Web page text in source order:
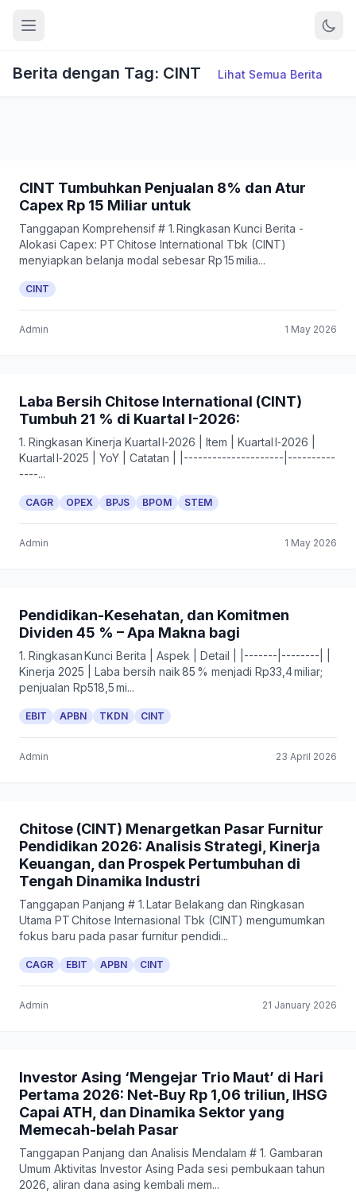
Berita dengan Tag: CINT Lihat Semua Berita
CINT Tumbuhkan Penjualan 8% dan Atur
Capex Rp 15 Miliar untuk
Tanggapan Komprehensif # 1. Ringkasan Kunci Berita -
Alokasi Capex: PT Chitose International Tbk (CINT)
menyiapkan belanja modal sebesar Rp 15 milia...
CINT
Admin 1 May 2026
Laba Bersih Chitose International (CINT)
Tumbuh 21 % di Kuartal I-2026:
1. Ringkasan Kinerja Kuartal I‑2026 | Item | Kuartal I‑2026 |
Kuartal I‑2025 | YoY | Catatan | |---------------------|----------
----...
CAGR OPEX BPJS BPOM STEM
Admin 1 May 2026
Pendidikan-Kesehatan, dan Komitmen
Dividen 45 % – Apa Makna bagi
1. Ringkasan Kunci Berita | Aspek | Detail | |-------|--------| |
Kinerja 2025 | Laba bersih naik 85 % menjadi Rp33,4 miliar;
penjualan Rp518,5 mi...
EBIT APBN TKDN CINT
Admin 23 April 2026
Chitose (CINT) Menargetkan Pasar Furnitur
Pendidikan 2026: Analisis Strategi, Kinerja
Keuangan, dan Prospek Pertumbuhan di
Tengah Dinamika Industri
Tanggapan Panjang # 1. Latar Belakang dan Ringkasan
Utama PT Chitose Internasional Tbk (CINT) mengumumkan
fokus baru pada pasar furnitur pendidi...
CAGR EBIT APBN CINT
Admin 21 January 2026
Investor Asing ‘Mengejar Trio Maut’ di Hari
Pertama 2026: Net-Buy Rp 1,06 triliun, IHSG
Capai ATH, dan Dinamika Sektor yang
Memecah-belah Pasar
Tanggapan Panjang dan Analisis Mendalam # 1. Gambaran
Umum Aktivitas Investor Asing Pada sesi pembukaan tahun
2026, aliran dana asing kembali mem...